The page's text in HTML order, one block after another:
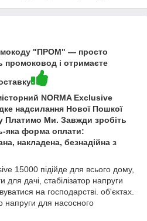
"ПРОМ" — просто
промоковод і отримаєте
NORMA Exclusive
надсилання Нової Пошкої
Платимо Ми. Завжди зробіть
яка форма оплати:
накладена, безнадійна з
15000 підійде для всього дому,
для дачі, стабілізатор напруги
на господарстві. об'єктах.
напруги для насосного